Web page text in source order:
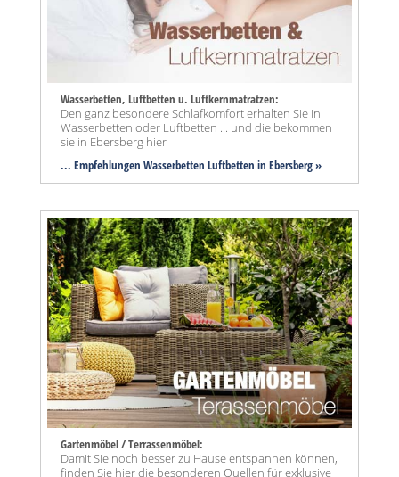
Wasserbetten, Luftbetten u. Luftkernmatratzen:
Den ganz besondere Schlafkomfort erhalten Sie in
Wasserbetten oder Luftbetten ... und die bekommen
sie in Ebersberg hier
... Empfehlungen Wasserbetten Luftbetten in Ebersberg »
Gartenmöbel / Terrassenmöbel:
Damit Sie noch besser zu Hause entspannen können,
finden Sie hier die besonderen Quellen für exklusive